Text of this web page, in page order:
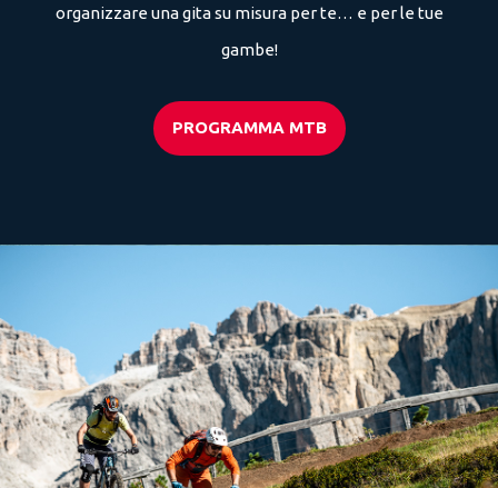
organizzare una gita su misura per te… e per le tue
gambe!
PROGRAMMA MTB